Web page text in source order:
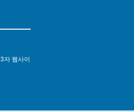
자 웹사이